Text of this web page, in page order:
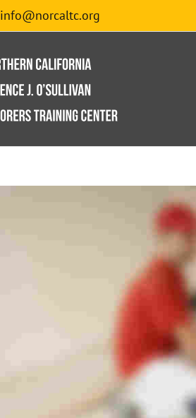
info@norcaltc.org